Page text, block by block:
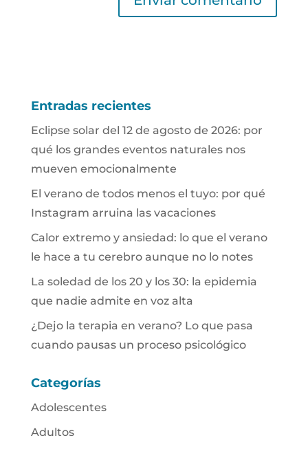
Entradas recientes
Eclipse solar del 12 de agosto de 2026: por
qué los grandes eventos naturales nos
mueven emocionalmente
El verano de todos menos el tuyo: por qué
Instagram arruina las vacaciones
Calor extremo y ansiedad: lo que el verano
le hace a tu cerebro aunque no lo notes
La soledad de los 20 y los 30: la epidemia
que nadie admite en voz alta
¿Dejo la terapia en verano? Lo que pasa
cuando pausas un proceso psicológico
Categorías
Adolescentes
Adultos